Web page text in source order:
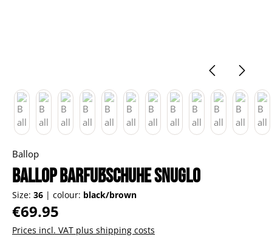
Ballop
Ballop Barfußschuhe Snuglo
Size: 36 | colour: black/brown
Regular price:
€69.95
Prices incl. VAT plus shipping costs